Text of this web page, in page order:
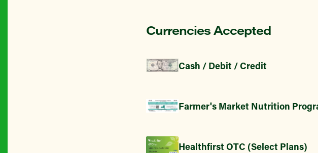
Currencies Accepted
Cash / Debit / Credit
Farmer's Market Nutrition
Healthfirst OTC (Select Plans)